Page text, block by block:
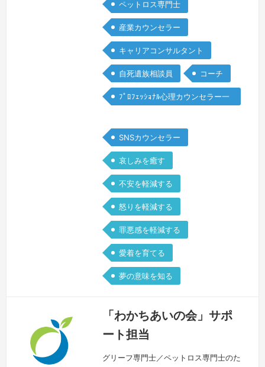
話しました。すると、少し無言の後、私
を見て優しく微笑みながら「ぼちぼち、
いきま…
続きを見る »
ペットロス専門士
産業カウンセラー
キャリアコンサルタント
自死遺族相談員 コーチ
ﾌﾟﾛﾌｪｯｼｮﾅﾙ心理カウンセラー一
SNSカウンセラー
哀しみを癒す
不安を軽減する
怒りを軽減する
罪悪感を軽減する
愛着を育てる
夢の意味を知る
「わかちあいの会」サポ
ート担当
グリーフ専門士／ペットロス専門士のた